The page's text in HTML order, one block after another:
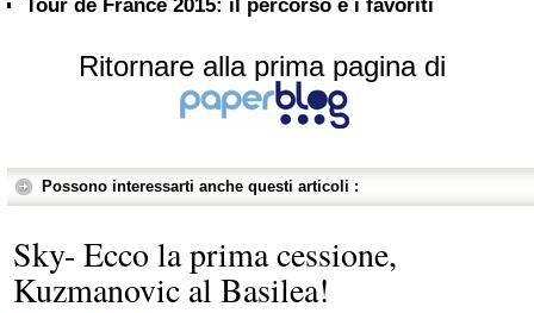
Tour de France 2015: il percorso e i favoriti
Ritornare alla prima pagina di
Possono interessarti anche questi articoli :
Sky- Ecco la prima cessione,
Kuzmanovic al Basilea!